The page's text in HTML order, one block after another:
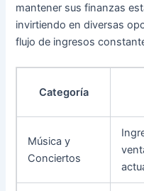
mantener sus finanzas
invirtiendo en diversas
flujo de ingresos
Categoría
Música y
Conciertos